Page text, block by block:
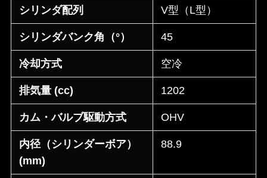
シリンダ配列 V型（L型）
シリンダバンク角（°） 45
冷却方式 空冷
排気量 (cc) 1202
カム・バルブ駆動方式 OHV
内径（シリンダーボア）
(mm)
88.9